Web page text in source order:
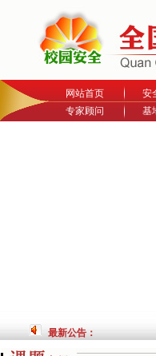
网站首页 安
专家顾问
基
最新公告：